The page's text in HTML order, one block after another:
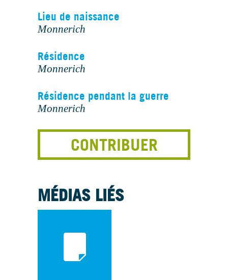
Lieu de naissance
Monnerich
Résidence
Monnerich
Résidence pendant la guerre
Monnerich
CONTRIBUER
MÉDIAS LIÉS